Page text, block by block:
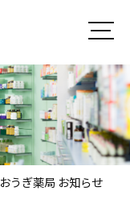
おうぎ薬局 お知らせ